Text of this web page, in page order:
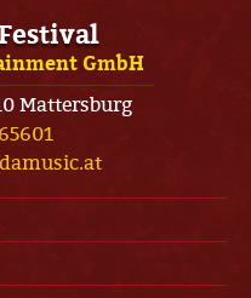
GmbH
Mattersburg